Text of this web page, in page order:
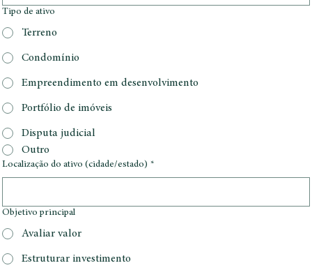
Tipo de ativo
Terreno
Condomínio
Empreendimento em desenvolvimento
Portfólio de imóveis
Disputa judicial
Outro
Objetivo principal